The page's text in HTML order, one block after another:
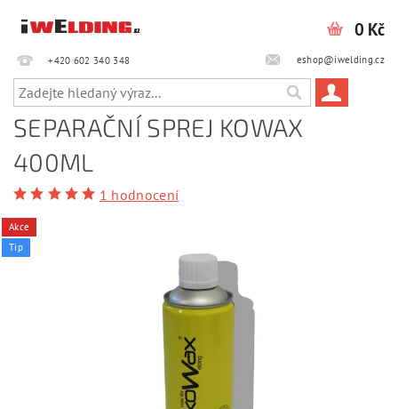
+420 602 340 348‎‎ eshop@iwelding.cz
0 Kč
SEPARAČNÍ SPREJ KOWAX
400ML
1 hodnocení
Akce
Tip